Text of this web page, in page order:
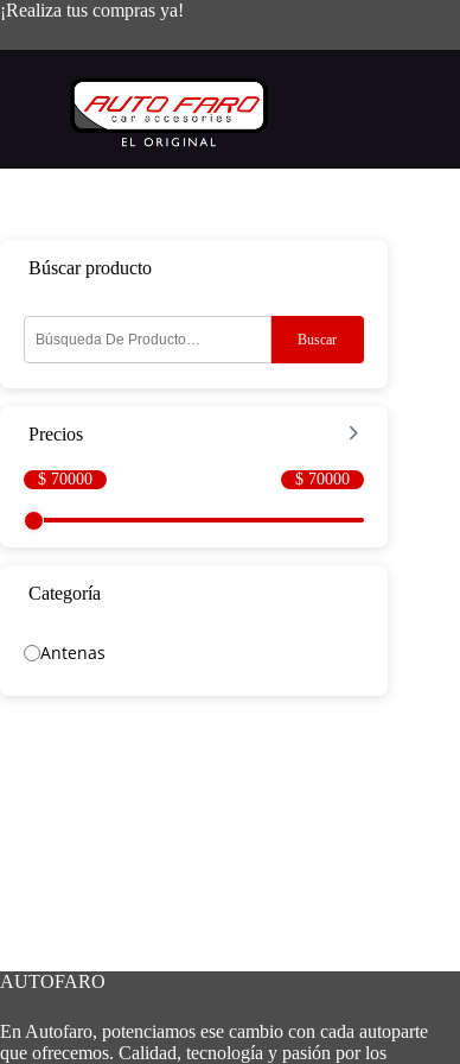
Saltar
contenido
¡Realiza tus compras ya!
Búscar producto
Buscar
Precios
Categoría
Antenas
AUTOFARO
En Autofaro, potenciamos ese cambio con cada autoparte
que ofrecemos. Calidad, tecnología y pasión por los